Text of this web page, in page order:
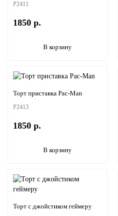
P2411
1850 р.
В корзину
Торт приставка Pac-Man
P2413
1850 р.
В корзину
Торт с джойстиком геймеру